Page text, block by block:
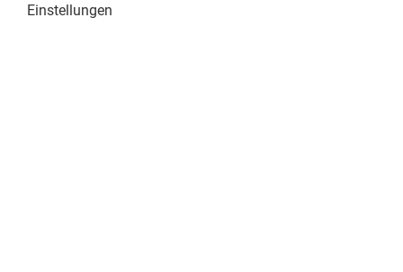
Einstellungen